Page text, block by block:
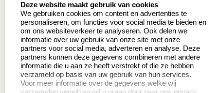
Wederverkoper
worden
Sale
Betaling & Verzending
Veel gestelde vragen
Retourneren
Herroepingsrecht
Productinformatie:
Deze website maakt gebruik van cookies
We gebruiken cookies om content en advertenties te
personaliseren, om functies voor social media te bieden en
om ons websiteverkeer te analyseren. Ook delen we
informatie over uw gebruik van onze site met onze
partners voor social media, adverteren en analyse. Deze
partners kunnen deze gegevens combineren met andere
informatie die u aan ze heeft verstrekt of die ze hebben
verzameld op basis van uw gebruik van hun services.
Voor meer informatie over de gegevens welke wij